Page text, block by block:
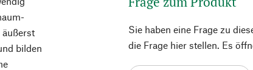
äußerst
bilden
Sie haben eine Frage zu
die Frage hier stellen. Es